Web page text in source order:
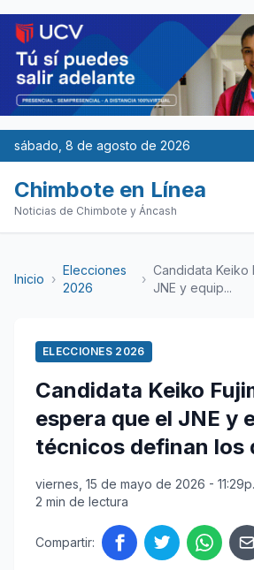
sábado, 8 de agosto de 2026
Chimbote en Línea
Noticias de Chimbote y Áncash
Inicio ›
Elecciones
2026
›
Candidata Keiko
JNE y equip...
ELECCIONES 2026
Candidata Keiko
espera que el JNE y
técnicos definan los
viernes, 15 de mayo de 2026 -
2 min de lectura
Compartir: